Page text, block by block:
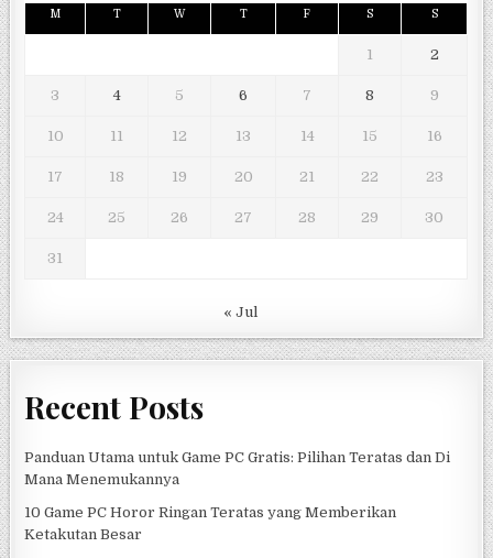
M T W T F S S
1 2
3 4 5 6 7 8 9
10 11 12 13 14 15 16
17 18 19 20 21 22 23
24 25 26 27 28 29 30
31
« Jul
Recent Posts
Panduan Utama untuk Game PC Gratis: Pilihan Teratas dan Di
Mana Menemukannya
10 Game PC Horor Ringan Teratas yang Memberikan
Ketakutan Besar